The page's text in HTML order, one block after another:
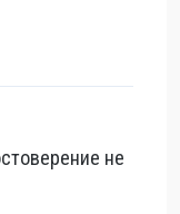
не